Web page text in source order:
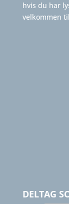
hvis du har
velkommen
DELTAG